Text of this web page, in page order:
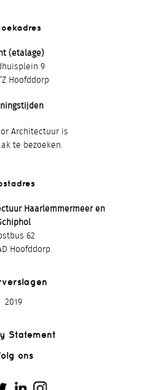
(etalage)
9
Hoofddorp
Architectuur is
te bezoeken.
Haarlemmermeer en
62
Hoofddorp
2019
Statement
ons